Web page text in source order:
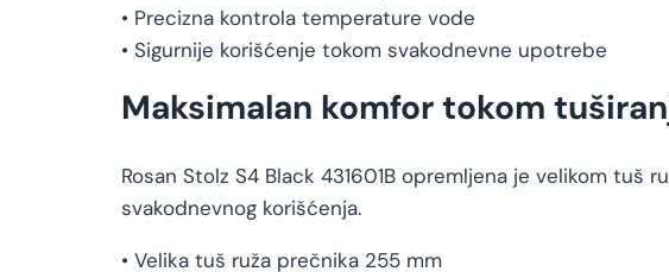
• Precizna kontrola temperature vode
• Sigurnije korišćenje tokom svakodnevne upotrebe
Maksimalan komfor tokom
Rosan Stolz S4 Black 431601B opremljena je velikom
svakodnevnog korišćenja.
• Velika tuš ruža prečnika 255 mm